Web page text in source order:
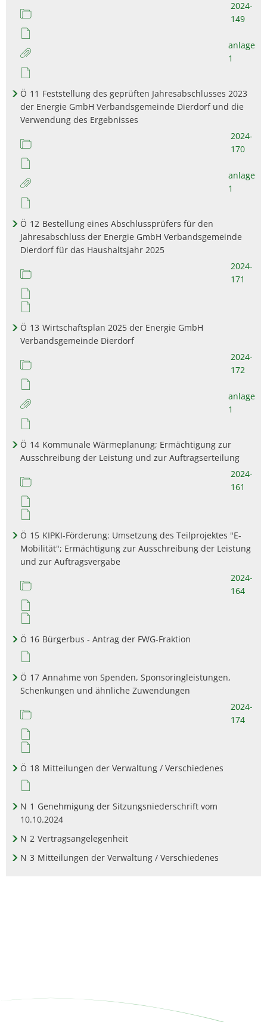
2024-
149
anlage
1
Ö 11 Feststellung des geprüften Jahresabschlusses 2023
der Energie GmbH Verbandsgemeinde Dierdorf und die
Verwendung des Ergebnisses
2024-
170
anlage
1
Ö 12 Bestellung eines Abschlussprüfers für den
Jahresabschluss der Energie GmbH Verbandsgemeinde
Dierdorf für das Haushaltsjahr 2025
2024-
171
Ö 13 Wirtschaftsplan 2025 der Energie GmbH
Verbandsgemeinde Dierdorf
2024-
172
anlage
1
Ö 14 Kommunale Wärmeplanung; Ermächtigung zur
Ausschreibung der Leistung und zur Auftragserteilung
2024-
161
Ö 15 KIPKI-Förderung: Umsetzung des Teilprojektes "E-
Mobilität"; Ermächtigung zur Ausschreibung der Leistung
und zur Auftragsvergabe
2024-
164
Ö 16 Bürgerbus - Antrag der FWG-Fraktion
Ö 17 Annahme von Spenden, Sponsoringleistungen,
Schenkungen und ähnliche Zuwendungen
2024-
174
Ö 18 Mitteilungen der Verwaltung / Verschiedenes
N 1 Genehmigung der Sitzungsniederschrift vom
10.10.2024
N 2 Vertragsangelegenheit
N 3 Mitteilungen der Verwaltung / Verschiedenes